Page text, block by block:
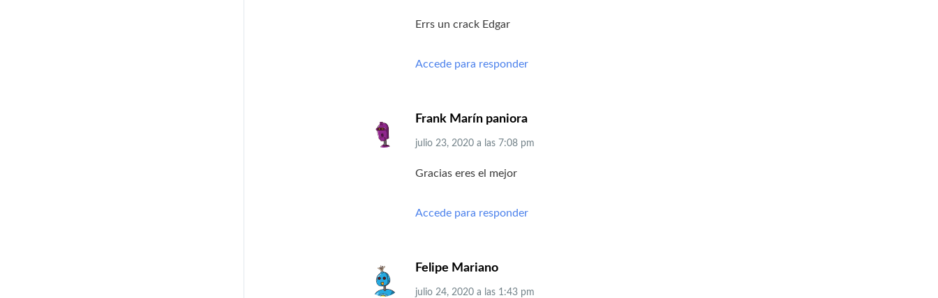
Errs un crack Edgar
Accede para responder
Frank Marín paniora
julio 23, 2020 a las 7:08 pm
Gracias eres el mejor
Accede para responder
Felipe Mariano
julio 24, 2020 a las 1:43 pm